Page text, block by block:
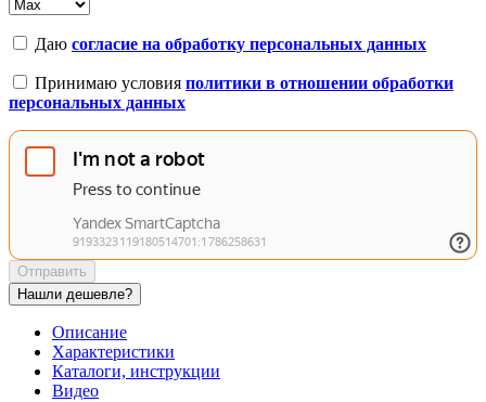
Даю согласие на обработку персональных данных
Принимаю условия политики в отношении обработки
персональных данных
Отправить
Нашли дешевле?
Описание
Характеристики
Каталоги, инструкции
Видео